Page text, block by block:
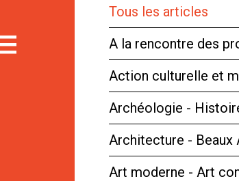
Tous les articles
A la rencontre des
Action culturelle et
Archéologie -
Architecture - Beaux
Art moderne - Art